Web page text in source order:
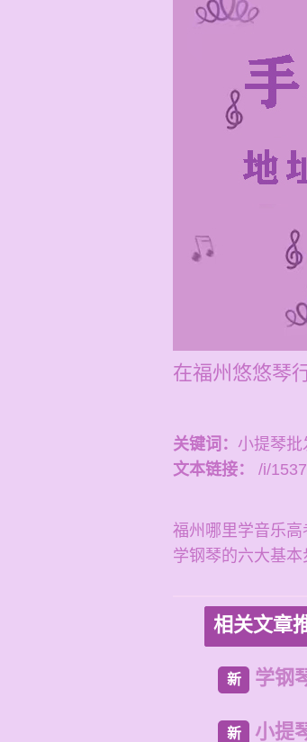
在福州悠悠琴
关键词： 小提琴
文本链接：
/i/
福州哪里学音乐高
学钢琴的六大基本
相关文章
新 学钢
新 小提